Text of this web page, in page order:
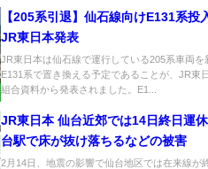
【205系引退】仙石線向けE131系
JR東日本発表
JR東日本は仙石線で運行している205系車両を
E131系で置き換える予定であることが、JR東
組合資料から発表されました。E1...
JR東日本 仙台近郊では14日終日運
台駅で床が抜け落ちるなどの被害
2月14日、地震の影響で仙台地区では在来線が